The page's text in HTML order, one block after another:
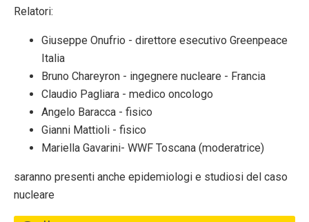
Relatori:
Giuseppe Onufrio - direttore esecutivo Greenpeace
Italia
Bruno Chareyron - ingegnere nucleare - Francia
Claudio Pagliara - medico oncologo
Angelo Baracca - fisico
Gianni Mattioli - fisico
Mariella Gavarini- WWF Toscana (moderatrice)
saranno presenti anche epidemiologi e studiosi del caso
nucleare